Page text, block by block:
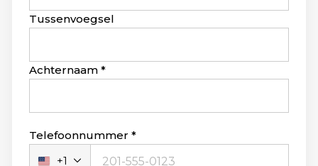
blank
Tussenvoegsel
Achternaam
Telefoonnummer
+1